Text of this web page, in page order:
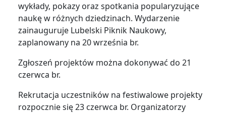
wykłady, pokazy oraz spotkania popularyzujące
naukę w różnych dziedzinach. Wydarzenie
zainauguruje Lubelski Piknik Naukowy,
zaplanowany na 20 września br.
Zgłoszeń projektów można dokonywać do 21
czerwca br.
Rekrutacja uczestników na festiwalowe projekty
rozpocznie się 23 czerwca br. Organizatorzy